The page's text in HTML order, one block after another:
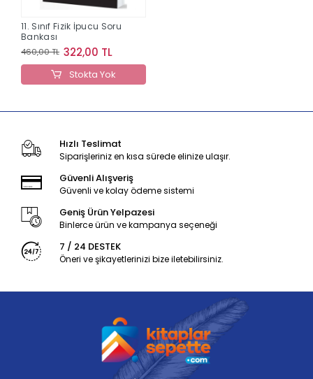
11. Sınıf Fizik İpucu Soru
Bankası
460,00 TL 322,00 TL
Stokta Yok
Hızlı Teslimat
Siparişleriniz en kısa sürede elinize ulaşır.
Güvenli Alışveriş
Güvenli ve kolay ödeme sistemi
Geniş Ürün Yelpazesi
Binlerce ürün ve kampanya seçeneği
7 / 24 DESTEK
Öneri ve şikayetlerinizi bize iletebilirsiniz.